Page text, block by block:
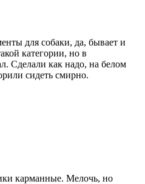
для собаки, да, бывает и
категории, но в
Сделали как надо, на белом
сидеть смирно.
карманные. Мелочь, но